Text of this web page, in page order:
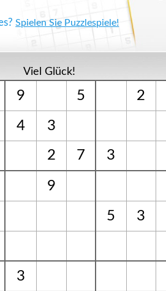
Spielen Sie Puzzlespiele!
Viel Glück!
9 5 2
4 3
2 7 3
9
5 3
3